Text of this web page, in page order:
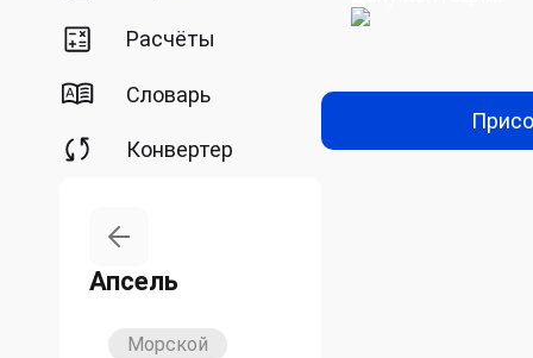
Расчёты
Словарь
Конвертер
Апсель
Морской